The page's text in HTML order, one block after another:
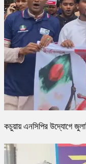
কচুয়ায় এনসিপির উদ্যোগে